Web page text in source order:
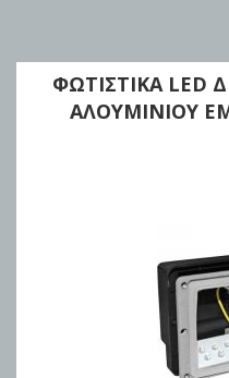
ΦΩΤΙΣΤΙΚΑ LED
ΑΛΟΥΜΙΝΙΟΥ